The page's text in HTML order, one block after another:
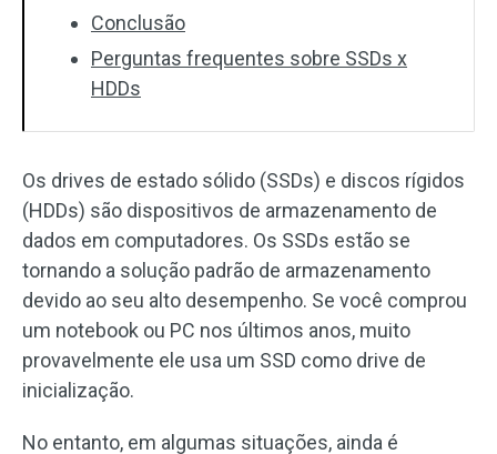
Conclusão
Perguntas frequentes sobre SSDs x
HDDs
Os drives de estado sólido (SSDs) e discos rígidos
(HDDs) são dispositivos de armazenamento de
dados em computadores. Os SSDs estão se
tornando a solução padrão de armazenamento
devido ao seu alto desempenho. Se você comprou
um notebook ou PC nos últimos anos, muito
provavelmente ele usa um SSD como drive de
inicialização.
No entanto, em algumas situações, ainda é